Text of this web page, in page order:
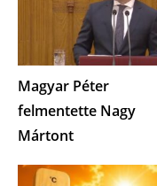
Magyar Péter
felmentette Nagy
Mártont